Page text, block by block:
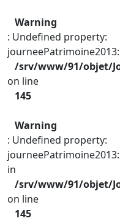
Warning
: Undefined property:
/srv/www/91/objet/
on line
145
Warning
: Undefined property:
in
/srv/www/91/objet/
on line
145